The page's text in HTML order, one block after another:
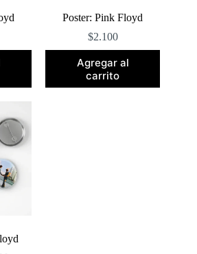
Poster: Pink Floyd
$2.100
Agregar al
carrito